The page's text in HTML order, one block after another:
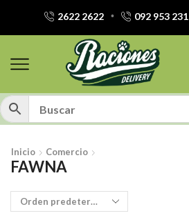
2622 2622 092 953 231
Inicio Comercio
FAWNA